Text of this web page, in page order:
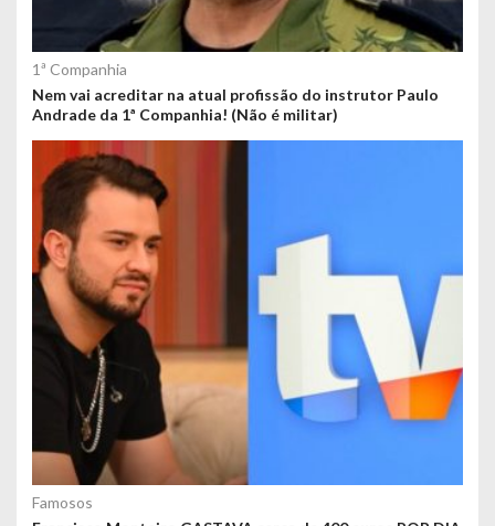
1ª Companhia
Nem vai acreditar na atual profissão do instrutor Paulo
Andrade da 1ª Companhia! (Não é militar)
Famosos